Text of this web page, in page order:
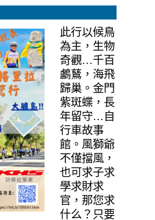
此行以候鳥
為主，生物
奇觀…千百
鸕鶿，海飛
歸巢。金門
紫斑蝶，長
年留守…自
行車故事
館。風獅爺
不僅擋風，
也可求子求
學求財求
官，那您求
什么？只要